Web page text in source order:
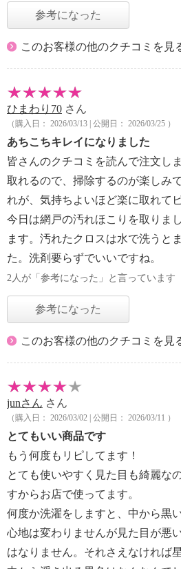
参考になった
このお客様の他のクチコミを見
ひまわり70 さん
（購入日： 2026/03/13 | 公開日： 2026/03/25 ）
あちこちキレイになりました
皆さんのクチコミを読んで注文し
取れるので、掃除するのが楽しみ
れが、気持ちよいほど楽に取れて
今日は網戸の汚れほこりを取りま
ます。汚れたクロスは水で洗うと
た。洗剤要らずでいいですね。
2人が「参考になった」と言っています
参考になった
このお客様の他のクチコミを見
junさん さん
（購入日： 2026/03/02 | 公開日： 2026/03/11 ）
とてもいい商品です
もう何度もリピしてます！
とても使いやすく見た目も綺麗な
すからお店で使ってます。
何度か洗濯をしますと、中から黒
心地は変わりませんが見た目が悪
はなりません。それさえなければ